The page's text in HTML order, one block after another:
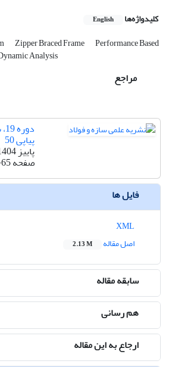
کلیدواژه‌ها English
Zipper Braced Frame Performance Based
Analysis
مراجع
پیاپی 50
پاییز 1404
صفحه
فایل ها
اصل مقاله
2.13 M
سابقه مقاله
هم رسانی
ارجاع به این مقاله